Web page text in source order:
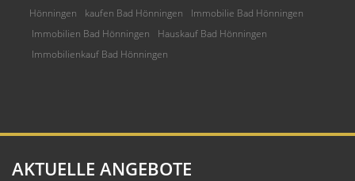
Hönningen
kaufen Bad Hönningen
Immobilie Bad Hönningen
Immobilien Bad Hönningen
Hauskauf Bad Hönningen
Immobilienkauf Bad Hönningen
AKTUELLE ANGEBOTE